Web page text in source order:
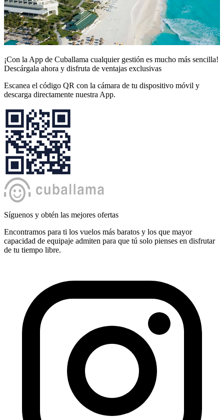
¡Con la App de Cuballama cualquier gestión es mucho más sencilla!
Descárgala ahora y disfruta de ventajas exclusivas
Escanea el código QR con la cámara de tu dispositivo móvil y
descarga directamente nuestra App.
Síguenos y obtén las mejores ofertas
Encontramos para ti los vuelos más baratos y los que mayor
capacidad de equipaje admiten para que tú solo pienses en disfrutar
de tu tiempo libre.